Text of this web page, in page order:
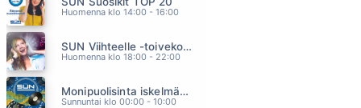
Huomenna klo 14:00 - 16:00
SUN Viihteelle -toivekonsertti
Huomenna klo 18:00 - 22:00
Monipuolisinta iskelmää ja parasta poppia
Sunnuntai klo 00:00 - 10:00